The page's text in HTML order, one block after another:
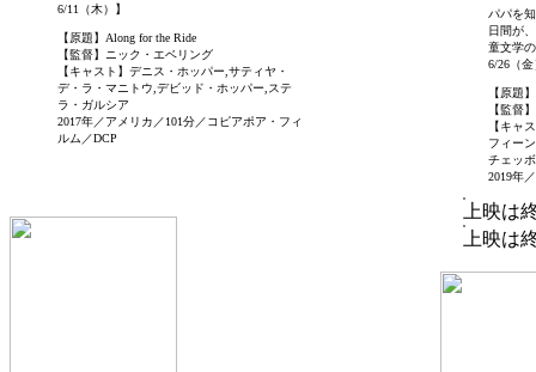
6/11（木）】
【原題】Along for the Ride
【監督】ニック・エベリング
【キャスト】デニス・ホッパー,サティヤ・
デ・ラ・マニトウ,デビッド・ホッパー,ステ
ラ・ガルシア
2017年／アメリカ／101分／コピアポア・フィ
ルム／DCP
パパを
日間が
童文学
6/26（
【原題
【監督
【キャ
フィー
チェッ
2019年
上映は
上映は